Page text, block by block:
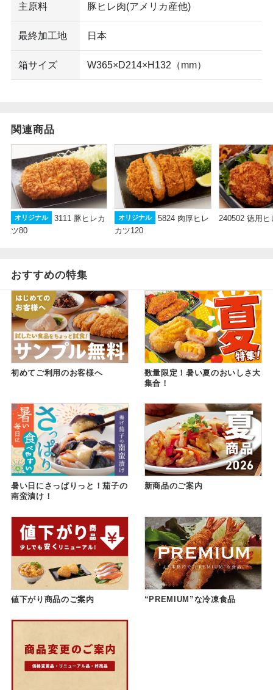
主原料 豚ヒレ肉(アメリカ産他)
最終加工地 日本
箱サイズ W365×D214×H132（mm）
関連商品
オリジナル
3111 豚ヒレカ
ツ80
オリジナル
5824 肉厚ヒレ
カツ120
240502 徳用ヒ
おすすめの特集
初めてご利用のお客様へ
数量限定！暑い夏のおいしさ大
集合！
暑い日にさっぱりっと！茄子の
南蛮漬け！
新商品のご案内
値下がり商品のご案内 “PREMIUM”な冷凍食品